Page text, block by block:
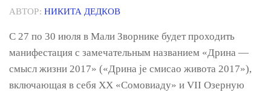
АВТОР: НИКИТА ДЕДКОВ
С 27 по 30 июля в Мали Зворнике будет проходить
манифестация с замечательным названием «Дрина —
смысл жизни 2017» («Дрина је смисао живота 2017»),
включающая в себя XX «Сомовиаду» и VII Озерную